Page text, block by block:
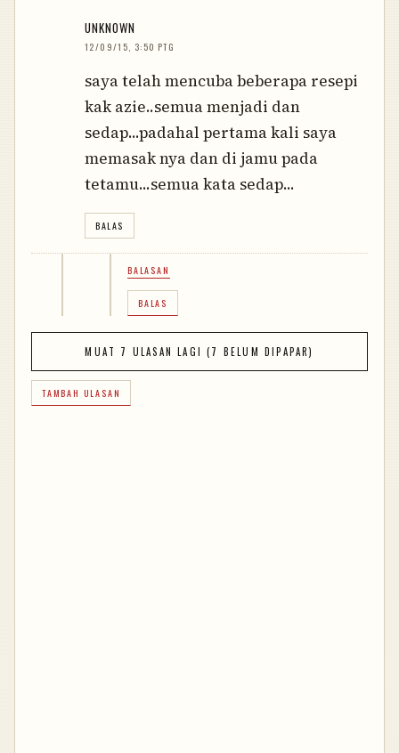
UNKNOWN
12/09/15, 3:50 PTG
saya telah mencuba beberapa resepi
kak azie..semua menjadi dan
sedap...padahal pertama kali saya
memasak nya dan di jamu pada
tetamu...semua kata sedap...
BALAS
BALASAN
BALAS
MUAT 7 ULASAN LAGI (7 BELUM DIPAPAR)
TAMBAH ULASAN